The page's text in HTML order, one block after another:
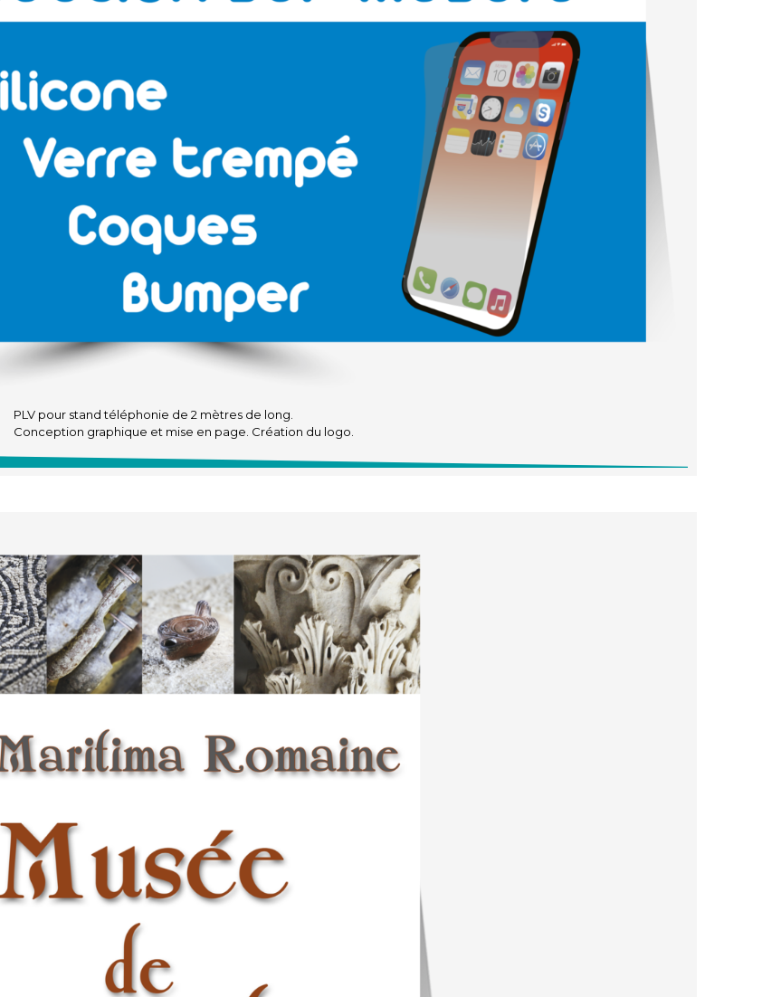
PLV pour stand téléphonie de 2 mètres de long.
Conception graphique et mise en page. Création du logo.